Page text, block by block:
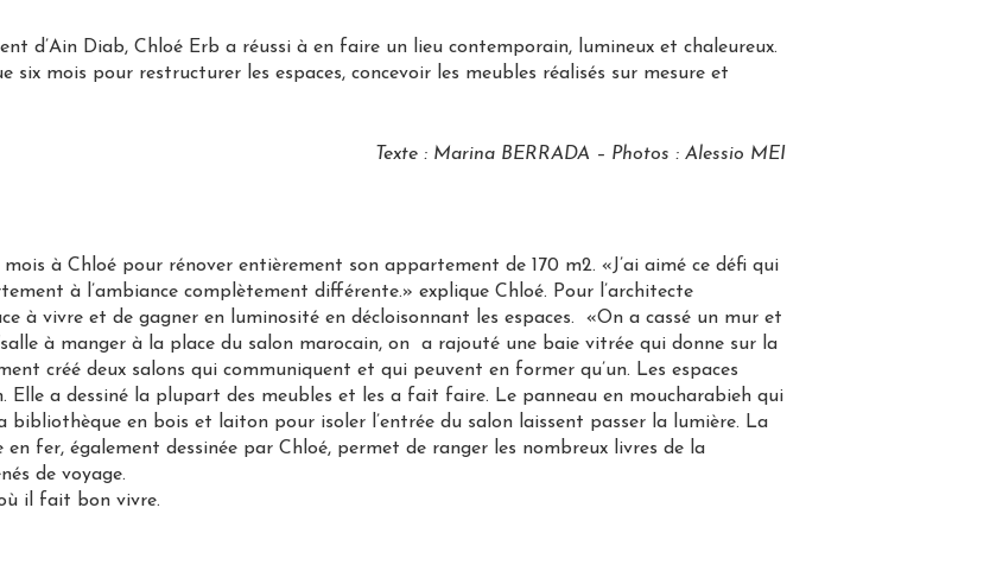
d’Ain Diab, Chloé Erb a réussi à en faire un lieu contemporain, lumineux et chaleureux.
six mois pour restructurer les espaces, concevoir les meubles réalisés sur mesure et
Texte : Marina BERRADA – Photos : Alessio MEI
à Chloé pour rénover entièrement son appartement de 170 m2. «J’ai aimé ce défi qui
à l’ambiance complètement différente.» explique Chloé. Pour l’architecte
à vivre et de gagner en luminosité en décloisonnant les espaces. «On a cassé un mur et
à manger à la place du salon marocain, on a rajouté une baie vitrée qui donne sur la
créé deux salons qui communiquent et qui peuvent en former qu’un. Les espaces
Elle a dessiné la plupart des meubles et les a fait faire. Le panneau en moucharabieh qui
bibliothèque en bois et laiton pour isoler l’entrée du salon laissent passer la lumière. La
fer, également dessinée par Chloé, permet de ranger les nombreux livres de la
de voyage.
il fait bon vivre.